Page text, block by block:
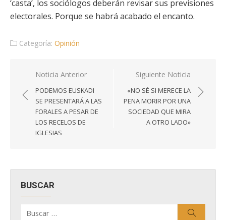
‘casta’, los sociólogos deberán revisar sus previsiones
electorales. Porque se habrá acabado el encanto.
Categoría: Opinión
Navegación
de
entradas
Noticia Anterior
PODEMOS EUSKADI
SE PRESENTARÁ A LAS
FORALES A PESAR DE
LOS RECELOS DE
IGLESIAS
Siguiente Noticia
«NO SÉ SI MERECE LA
PENA MORIR POR UNA
SOCIEDAD QUE MIRA
A OTRO LADO»
BUSCAR
por: